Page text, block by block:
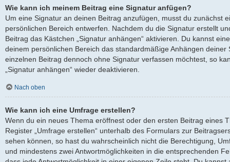
Wie kann ich meinem Beitrag eine Signatur anfügen?
Um eine Signatur an deinen Beitrag anzufügen, musst du zunächst
persönlichen Bereich entwerfen. Nachdem du die Signatur erstellt
Beitrag das Kästchen „Signatur anhängen“ aktivieren. Du kannst
deinem persönlichen Bereich das standardmäßige Anhängen
einzelnen Beitrag dennoch ohne Signatur verfassen möchtest, so
„Signatur anhängen“ wieder deaktivieren.
Nach oben
Wie kann ich eine Umfrage erstellen?
Wenn du ein neues Thema eröffnest oder den ersten Beitrag eines
Register „Umfrage erstellen“ unterhalb des Formulars zur
sehen können, so hast du wahrscheinlich nicht die Berechtigung,
und mindestens zwei Antwortmöglichkeiten in die entsprechenden